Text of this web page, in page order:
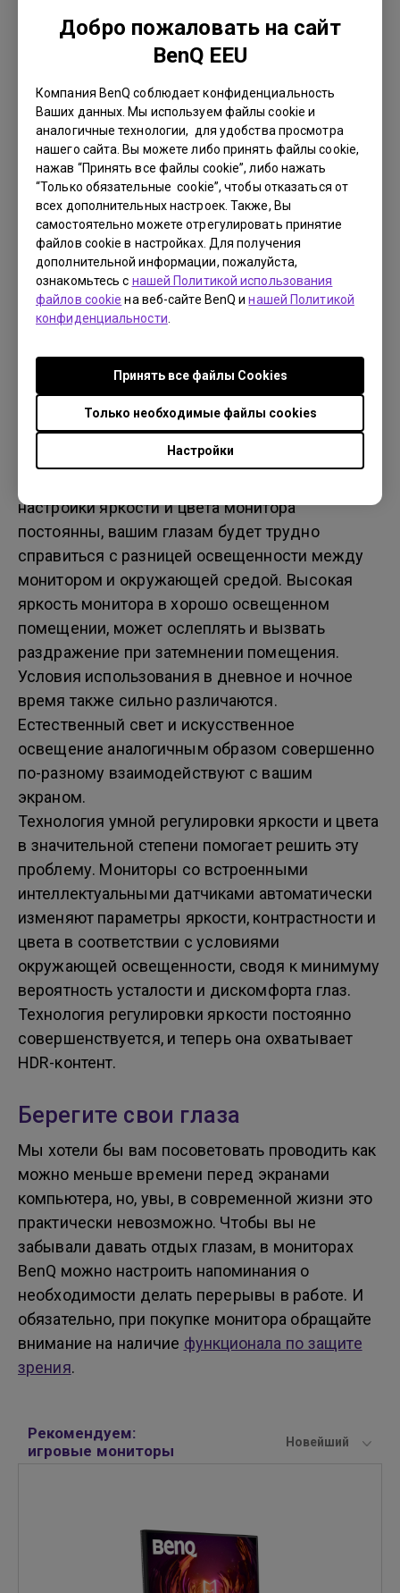
Добро пожаловать на сайт
BenQ EEU
Компания BenQ соблюдает конфиденциальность
Ваших данных. Мы используем файлы cookie и
аналогичные технологии, для удобства просмотра
нашего сайта. Вы можете либо принять файлы cookie,
нажав “Принять все файлы cookie”, либо нажать
“Только обязательные cookie”, чтобы отказаться от
всех дополнительных настроек. Также, Вы
самостоятельно можете отрегулировать принятие
файлов cookie в настройках. Для получения
дополнительной информации, пожалуйста,
ознакомьтесь с нашей Политикой использования
файлов cookie на веб-сайте BenQ инашей Политикой
конфиденциальности
Настройки
Только необходимые файлы cookies
Принять все файлы Сookies
ослабить эффект от мерцания. Плохо
синхронизированный монитор имеет
непоследовательное мерцание, которое
будет раздражать намного больше, чем
высокоскоростной, тщательно
синхронизированный монитор. Экран
монитора из дешевых материалов и без
специальных фильтров, защищающих от
мерцания, сильно проигрывает монитору
BenQ с функционалом для защиты зрения
Eye-Care.
Умная регулировка яркости
Неправильно подобранные статическая
яркость и цветовая температура могут
вызывать дискомфорт и усталость глаз при
длительном использовании монитора. Уровень
окружающей освещенности постоянно
настройки яркости и цвета монитора
постоянны, вашим глазам будет трудно
справиться с разницей освещенности между
монитором и окружающей средой. Высокая
яркость монитора в хорошо освещенном
помещении, может ослеплять и вызвать
раздражение при затемнении помещения.
Условия использования в дневное и ночное
время также сильно различаются.
Естественный свет и искусственное
освещение аналогичным образом совершенно
по-разному взаимодействуют с вашим
экраном.
Технология умной регулировки яркости и цвета
в значительной степени помогает решить эту
проблему. Мониторы со встроенными
интеллектуальными датчиками автоматически
изменяют параметры яркости, контрастности и
цвета в соответствии с условиями
окружающей освещенности, сводя к минимуму
вероятность усталости и дискомфорта глаз.
Технология регулировки яркости постоянно
совершенствуется, и теперь она охватывает
HDR-контент.
Берегите свои глаза
Мы хотели бы вам посоветовать проводить как
можно меньше времени перед экранами
компьютера, но, увы, в современной жизни это
практически невозможно. Чтобы вы не
забывали давать отдых глазам, в мониторах
BenQ можно настроить напоминания о
необходимости делать перерывы в работе. И
обязательно, при покупке монитора обращайте
внимание на наличие функционала по защите
зрения.
Рекомендуем:
игровые мониторы
Новейший